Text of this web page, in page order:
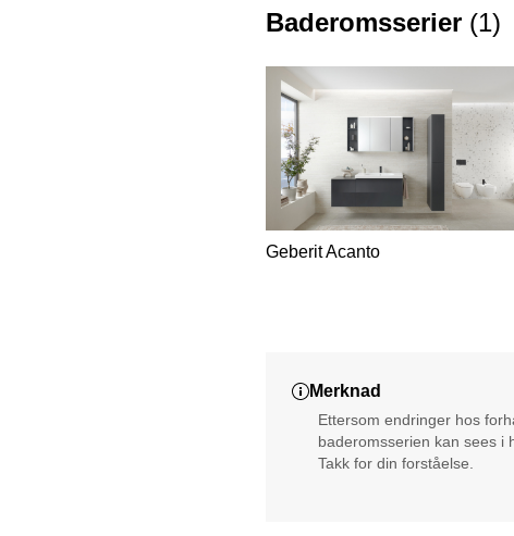
Baderomsserier (1)
Geberit Acanto
Merknad
Ettersom endringer hos
baderomsserien kan sees i
Takk for din forståelse.